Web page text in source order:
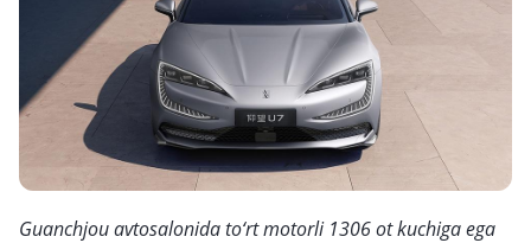
Guanchjou avtosalonida to‘rt motorli 1306 ot kuchiga ega